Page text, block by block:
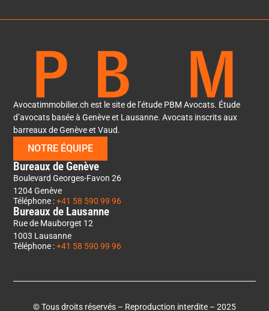
Avocatimmobilier.ch est le site de l’étude PBM Avocats. Étude
d’avocats basée à Genève et Lausanne. Avocats inscrits aux
barreaux de Genève et Vaud.
NOTRE ÉQUIPE
Bureaux de Genève
Boulevard Georges-Favon 26
1204 Genève
Téléphone :+41 58 590 99 96
Bureaux de Lausanne
Rue de Mauborget 12
1003 Lausanne
Téléphone :+41 58 590 99 96
© Tous droits réservés – Reproduction interdite – 2025